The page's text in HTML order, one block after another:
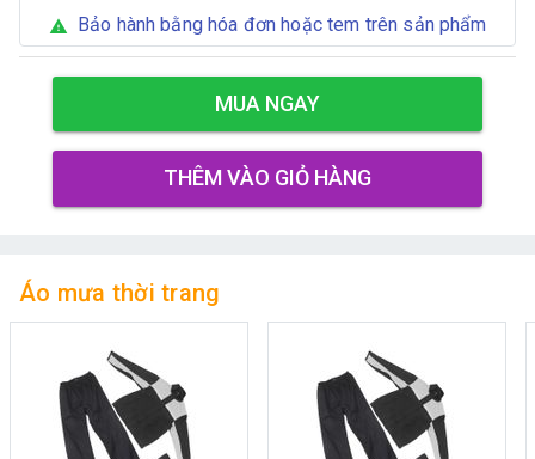
warning Bảo hành bằng hóa đơn hoặc tem trên sản phẩm
MUA NGAY
THÊM VÀO GIỎ HÀNG
Áo mưa thời trang